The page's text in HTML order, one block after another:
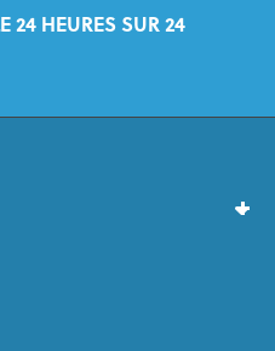
24 HEURES SUR 24